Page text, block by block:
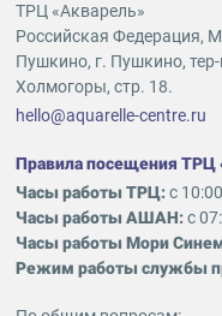
ТРЦ «Акварель»
Российская Федерация,
Пушкино, г. Пушкино,
Холмогоры, стр. 18.
hello@aquarelle-centre.ru
Правила посещения ТРЦ
Часы работы ТРЦ:с
Часы работы АШАН:с
Часы работы Мори
Режим работы службы